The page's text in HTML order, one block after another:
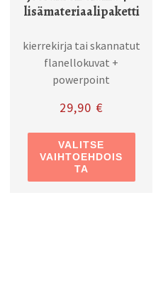
tuotteella on useampi
lisämateriaalipaketti
kierrekirja tai skannatut
flanellokuvat +
powerpoint
29,90 €
VALITSE
VAIHTOEHDOIS
TA
Tällä